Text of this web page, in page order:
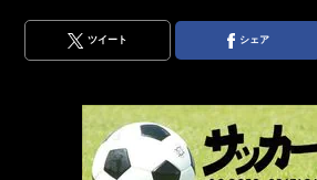
ツイート シェア